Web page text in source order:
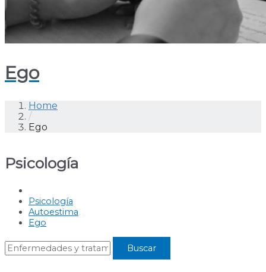
Ego
Home
/
Ego
Psicología
Psicología
Autoestima
Ego